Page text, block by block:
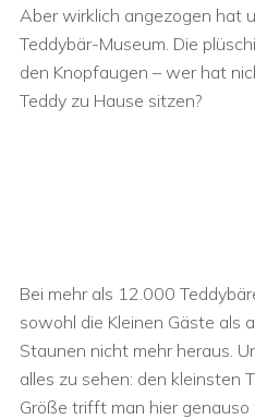
Aber wirklich angezogen hat
Teddybär-Museum. Die
den Knopfaugen – wer hat
Teddy zu Hause sitzen?
Bei mehr als 12.000
sowohl die Kleinen Gäste als
Staunen nicht mehr heraus.
alles zu sehen: den kleinsten
Größe trifft man hier